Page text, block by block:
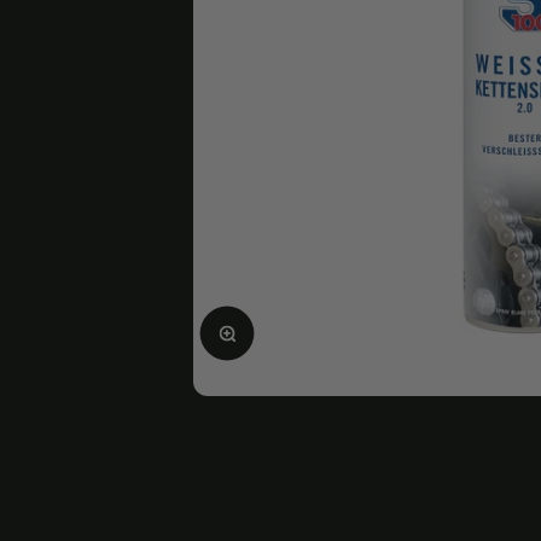
Ingrandire l'immagine